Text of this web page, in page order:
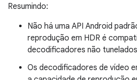
Resumindo:
Não há uma API Android
reprodução em HDR é
decodificadores não
Os decodificadores de vídeo